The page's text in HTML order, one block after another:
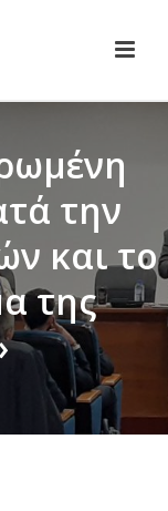
την
και το
της